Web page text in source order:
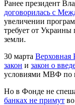
Ранее президент
договорилась с
увеличении
требует от Украины
земли.
30 марта Верховная
закон и закон о
условиями МВФ по
Но в Фонде не
банках не примут